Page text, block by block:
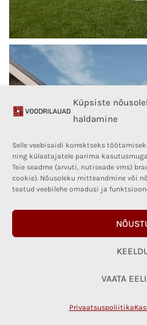
Küpsiste
haldamine
Selle veebisaidi korrektseks
ning külastajatele parima
Teie seadme (arvuti, nutiseade vms)
cookie). Nõusoleku mitteandmine või
teatud veebilehe omadusi ja
VAATA
Privaatsuspoliitika